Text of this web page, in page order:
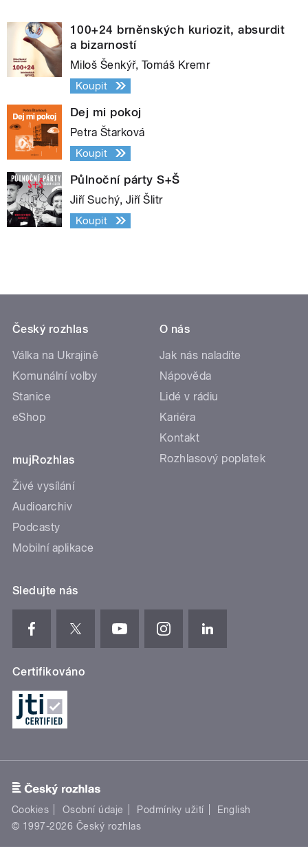
100+24 brněnských kuriozit, absurdit
a bizarností
Miloš Šenkýř, Tomáš Kremr
Koupit
Dej mi pokoj
Petra Štarková
Koupit
Půlnoční párty S+Š
Jiří Suchý, Jiří Šlitr
Koupit
Český rozhlas
Válka na Ukrajině
Komunální volby
Stanice
eShop
mujRozhlas
Živé vysílání
Audioarchiv
Podcasty
Mobilní aplikace
O nás
Jak nás naladíte
Nápověda
Lidé v rádiu
Kariéra
Kontakt
Rozhlasový poplatek
Sledujte nás
Certifikováno
Cookies Osobní údaje Podmínky užití
English
© 1997-2026 Český rozhlas